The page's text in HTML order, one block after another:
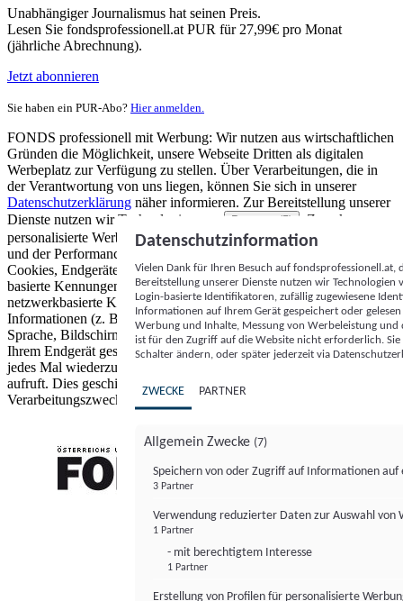
Unabhängiger Journalismus hat seinen Preis.
Lesen Sie fondsprofessionell.at PUR für 27,99€ pro Monat
(jährliche Abrechnung).
Jetzt abonnieren
Sie haben ein PUR-Abo? Hier anmelden.
FONDS professionell mit Werbung: Wir nutzen aus wirtschaftlichen
Gründen die Möglichkeit, unsere Webseite Dritten als digitalen
Werbeplatz zur Verfügung zu stellen. Über Verarbeitungen, die in
der Verantwortung von uns liegen, können Sie sich in unserer
Datenschutzerklärung näher informieren. Zur Bereitstellung unserer
Dienste nutzen wir Technologien von
Partnern (5)
. Zwecke:
personalisierte Werbung und Inhalte, Messung von Werbeleistung
und der Performance von Inhalten sowie Zielgruppenforschung.
Cookies, Endgeräte- oder ähnliche Online-Kennungen (z. B. login-
basierte Kennungen, zufällig generierte Kennungen,
netzwerkbasierte Kennungen) können zusammen mit anderen
Informationen (z. B. Browsertyp und Browserinformationen,
Sprache, Bildschirmgröße, unterstützte Technologien usw.) auf
Ihrem Endgerät gespeichert oder von dort ausgelesen werden, um es
jedes Mal wiederzuerkennen, wenn es eine App oder einer Webseite
aufruft. Dies geschieht für einen oder mehrere der hier aufgeführten
Verarbeitungszwecke.
Datenschutzinformation
Vielen Dank für Ihren Besuch auf
Bereitstellung unserer Dienste nutzen wir Technologien
Login-basierte Identifikatoren, zufällig zugewiesene
Informationen auf Ihrem Gerät gespeichert oder
Werbung und Inhalte, Messung von Werbeleistung
ist für den Zugriff auf die Website nicht erforderlich.
Schalter ändern, oder später jederzeit via
ZWECKE PARTNER
Allgemein Zwecke (7)
Speichern von oder Zugriff auf Informationen auf
3 Partner
Verwendung reduzierter Daten zur Auswahl von
1 Partner
- mit berechtigtem Interesse
1 Partner
Erstellung von Profilen für personalisierte
FONDS professionell